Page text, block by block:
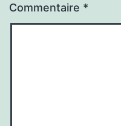
Commentaire *